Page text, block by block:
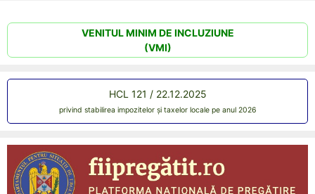
VENITUL MINIM DE INCLUZIUNE
(VMI)
HCL 121 / 22.12.2025
privind stabilirea impozitelor și taxelor locale pe anul 2026